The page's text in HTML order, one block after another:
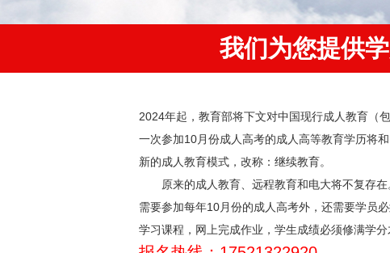
我们为您提供
2024年起，教育部将下文对中国现行成人教育（
一次参加10月份成人高考的成人高等教育学历将
新的成人教育模式，改称：继续教育。
原来的成人教育、远程教育和电大将不复存在
需要参加每年10月份的成人高考外，还需要学员
学习课程，网上完成作业，学生成绩必须修满学分